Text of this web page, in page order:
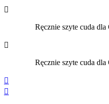

Ręcznie szyte cuda

Ręcznie szyte cuda

